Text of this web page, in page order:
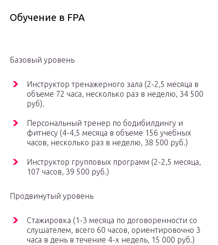
Обучение в FPA
Базовый уровень
Инструктор тренажерного зала (2-2,5 месяца в
объеме 72 часа, несколько раз в неделю, 34 500
руб).
Персональный тренер по бодибилдингу и
фитнесу (4-4,5 месяца в объеме 156 учебных
часов, несколько раз в неделю, 38 500 руб.)
Инструктор групповых программ (2-2,5 месяца,
107 часов, 39 500 руб.)
Продвинутый уровень
Стажировка (1-3 месяца по договоренности со
слушателем, всего 60 часов, ориентировочно 3
часа в день в течение 4-х недель, 15 000 руб.)